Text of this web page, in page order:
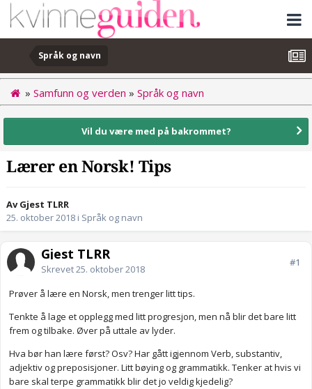
Språk og navn
» Samfunn og verden » Språk og navn
Vil du være med på bakrommet?
Lærer en Norsk! Tips
Av Gjest TLRR
25. oktober 2018 i Språk og navn
Gjest TLRR
Skrevet25. oktober 2018
#1
Prøver å lære en Norsk, men trenger litt tips.
Tenkte å lage et opplegg med litt progresjon, men nå blir det bare litt
frem og tilbake. Øver på uttale av lyder.
Hva bør han lære først? Osv? Har gått igjennom Verb, substantiv,
adjektiv og preposisjoner. Litt bøying og grammatikk. Tenker at hvis vi
bare skal terpe grammatikk blir det jo veldig kjedelig?